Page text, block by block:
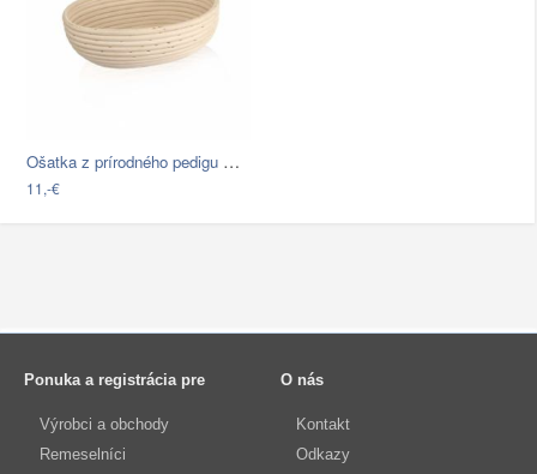
Ošatka z prírodného pedigu Orion Rattan…
11,-€
Ponuka a registrácia pre
Výrobci a obchody
Remeselníci
O nás
Kontakt
Odkazy